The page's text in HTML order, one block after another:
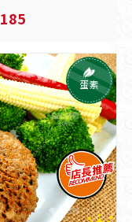
185
蛋素